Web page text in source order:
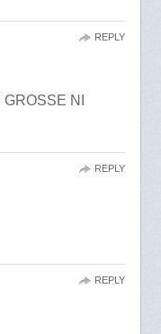
NI
REPLY
REPLY
REPLY